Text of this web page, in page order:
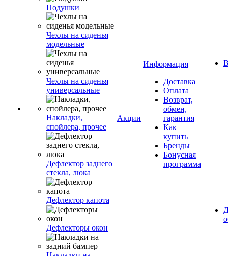
Подушки
Чехлы на сиденья
модельные
Чехлы на сиденья
универсальные
Накладки,
спойлера, прочее
Дефлектор заднего
стекла, люка
Дефлектор капота
Дефлекторы окон
Акции
Информация
Доставка
Оплата
Возврат,
обмен,
гарантия
Как
купить
Бренды
Бонусная
программа